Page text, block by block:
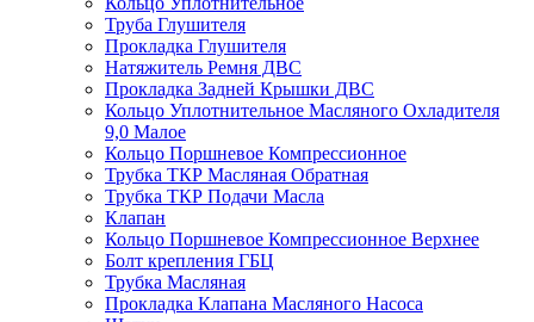
Труба Глушителя
Прокладка Глушителя
Натяжитель Ремня ДВС
Прокладка Задней Крышки ДВС
Кольцо Уплотнительное Масляного Охладителя
9,0 Малое
Кольцо Поршневое Компрессионное
Трубка ТКР Масляная Обратная
Трубка ТКР Подачи Масла
Клапан
Кольцо Поршневое Компрессионное Верхнее
Болт крепления ГБЦ
Трубка Масляная
Прокладка Клапана Масляного Насоса